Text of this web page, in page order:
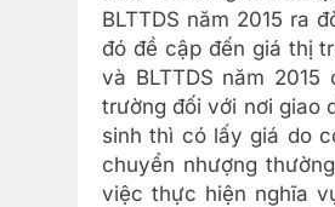
BLTTDS năm 2015 ra
đó đề cập đến giá thị
và BLTTDS năm
trường đối với nơi giao
sinh thì có lấy giá do
chuyển nhượng
việc thực hiện nghĩa